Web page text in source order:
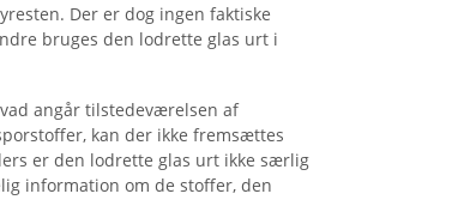
Der er dog ingen faktiske
bruges den lodrette glas urt i
angår tilstedeværelsen af
kan der ikke fremsættes
er den lodrette glas urt ikke særlig
information om de stoffer, den